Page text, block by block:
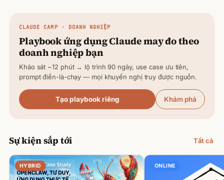
CLAUDE CAMP · DOANH NGHIỆP
Playbook ứng dụngClaudemay đo theo
doanh nghiệp bạn
Khảo sát ~12 phút → lộ trình 90 ngày, use case ưu tiên,
prompt điền-là-chạy — mọi khuyến nghị truy được nguồn.
Tạo playbook riêng Khám phá
Sự kiện sắp tới Tất cả
HYBRID ONLINE